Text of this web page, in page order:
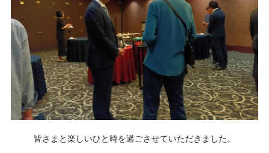
皆さまと楽しいひと時を過ごさせていただきました。